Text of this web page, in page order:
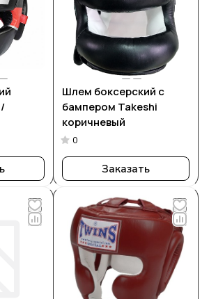
Шлем боксерский с
бампером Takeshi
коричневый
0
Заказать